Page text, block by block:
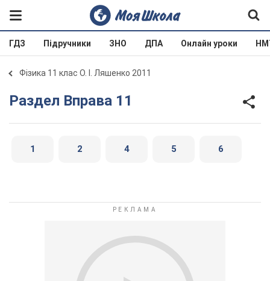
ГДЗ Підручники ЗНО ДПА Онлайн уроки
Фізика 11 клас О. І. Ляшенко 2011
Раздел Вправа 11
1 2 4 5 6